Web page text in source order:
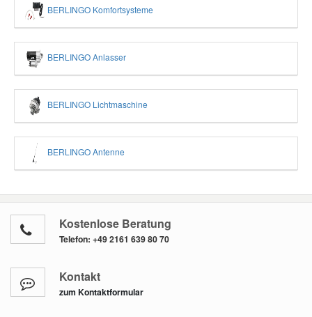
BERLINGO Komfortsysteme
BERLINGO Anlasser
BERLINGO Lichtmaschine
BERLINGO Antenne
Kostenlose Beratung
Telefon: +49 2161 639 80 70
Kontakt
zum Kontaktformular